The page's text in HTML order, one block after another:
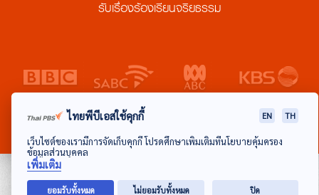
รับเรื่องร้องเรียนจริยธรรม
ไทยพีบีเอสใช้คุกกี้ EN TH
เว็บไซต์ของเรามีการจัดเก็บคุกกี้ โปรดศึกษาเพิ่มเติมที่นโยบายคุ้มครอง
ข้อมูลส่วนบุคคล
เพิ่มเติม
ยอมรับทั้งหมด ไม่ยอมรับทั้งหมด ปิด